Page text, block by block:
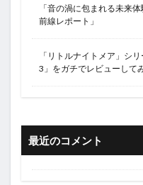
「音の渦に包まれる未来
前線レポート」
「リトルナイトメア」シ
3」をガチでレビューして
最近のコメント